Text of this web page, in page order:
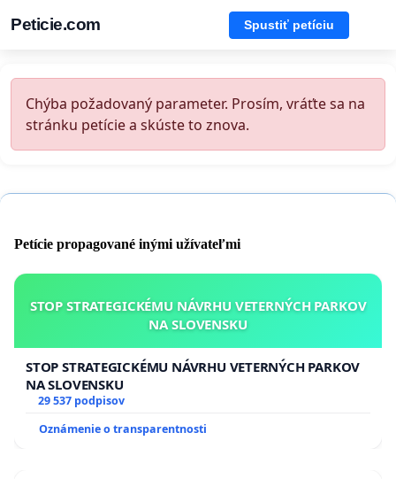
Peticie.com Spustiť petíciu
Chýba požadovaný parameter. Prosím, vráťte sa na
stránku petície a skúste to znova.
Petície propagované inými užívateľmi
STOP STRATEGICKÉMU NÁVRHU VETERNÝCH PARKOV
NA SLOVENSKU
STOP STRATEGICKÉMU NÁVRHU VETERNÝCH PARKOV
NA SLOVENSKU
29 537 podpisov
Oznámenie o transparentnosti